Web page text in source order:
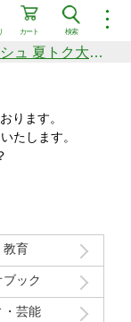
︙
検索
カート
ル中商品
い順
キング
総額50万円分が当たる！ビットキャッシュ 夏トク大感謝祭
ります。
たします。
教育
ック
・芸能